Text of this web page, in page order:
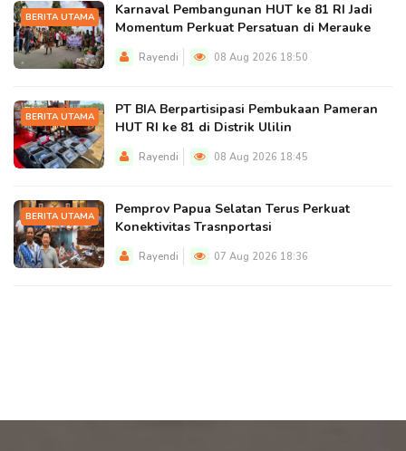
BERITA UTAMA
Karnaval Pembangunan HUT ke 81 RI Jadi
Momentum Perkuat Persatuan di Merauke
Rayendi 08 Aug 2026 18:50
BERITA UTAMA
PT BIA Berpartisipasi Pembukaan Pameran
HUT RI ke 81 di Distrik Ulilin
Rayendi 08 Aug 2026 18:45
BERITA UTAMA
Pemprov Papua Selatan Terus Perkuat
Konektivitas Trasnportasi
Rayendi 07 Aug 2026 18:36